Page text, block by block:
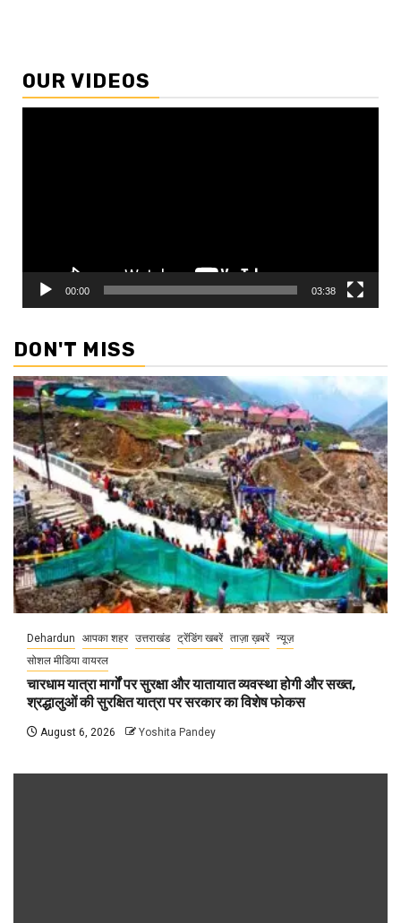
OUR VIDEOS
00:00 03:38
DON'T MISS
Dehardun आपका शहर उत्तराखंड ट्रेंडिंग खबरें ताज़ा ख़बरें न्यूज़
सोशल मीडिया वायरल
चारधाम यात्रा मार्गों पर सुरक्षा और यातायात व्यवस्था होगी और सख्त,
श्रद्धालुओं की सुरक्षित यात्रा पर सरकार का विशेष फोकस
August 6, 2026 Yoshita Pandey